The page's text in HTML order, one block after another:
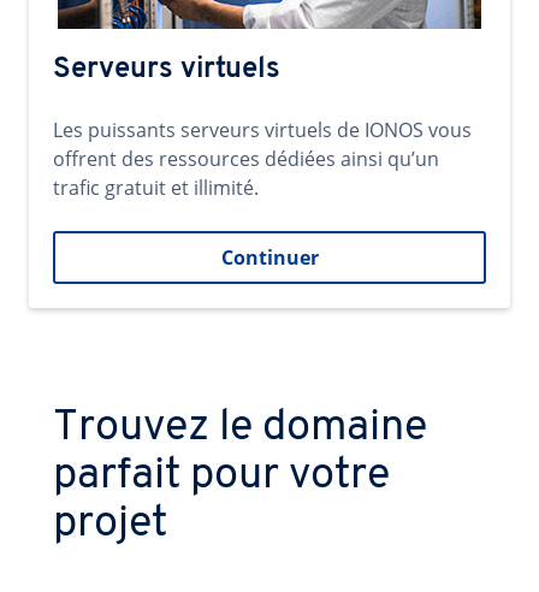
Serveurs virtuels
Les puissants serveurs virtuels de IONOS vous
offrent des ressources dédiées ainsi qu’un
trafic gratuit et illimité.
Continuer
Trouvez le domaine
parfait pour votre
projet